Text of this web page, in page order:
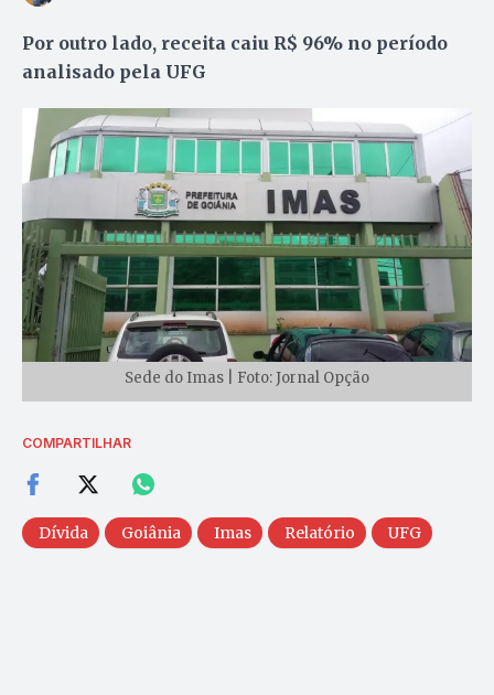
Por outro lado, receita caiu R$ 96% no período
analisado pela UFG
Sede do Imas | Foto: Jornal Opção
COMPARTILHAR
Dívida Goiânia Imas Relatório UFG